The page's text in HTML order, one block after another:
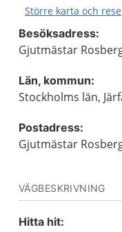
Större karta och
Besöksadress:
Gjutmästar
Län, kommun:
Stockholms län,
Postadress:
Gjutmästar
VÄGBESKRIVNING
Hitta hit: